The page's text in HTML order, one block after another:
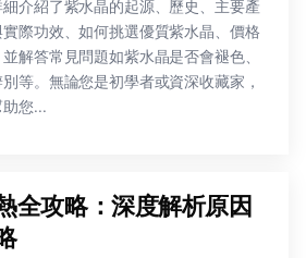
介紹了紫水晶的起源、歷史、主要產
際功效、如何挑選優質紫水晶、價格
解答常見問題如紫水晶是否會褪色、
等。無論您是初學者或資深收藏家，
您...
全攻略：深度解析原因